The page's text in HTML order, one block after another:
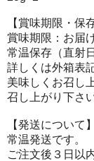
【賞味期限・保
賞味期限：お届
常温保存（直射
詳しくは外箱表
美味しくお召し
召し上がり下さい
【発送について】
常温発送です。
ご注文後３日以